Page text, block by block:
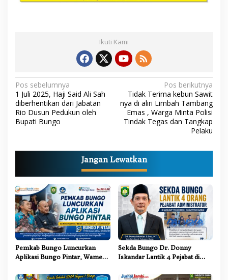
Ikuti Kami
N
a
v
s
i
p
o
s
Pos sebelumnya
1 Juli 2025, Haji Said Ali Sah
diberhentikan dari Jabatan
Rio Dusun Pedukun oleh
Bupati Bungo
Pos berikutnya
Tidak Terima kebun Sawit
nya di aliri Limbah Tambang
Emas , Warga Minta Polisi
Tindak Tegas dan Tangkap
Pelaku
Jangan Lewatkan
Pemkab Bungo Luncurkan
Aplikasi Bungo Pintar, Wamen
Pendidikan yang Progresif
Sekda Bungo Dr. Donny
Iskandar Lantik 4 Pejabat di